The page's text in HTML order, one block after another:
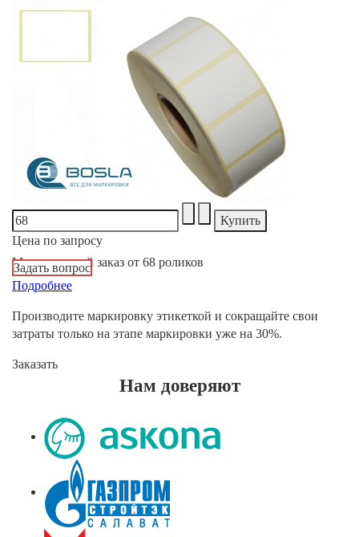
Цена по запросу
Минимальный заказ от 68 роликов
Задать вопрос
Подробнее
Производите маркировку этикеткой и сокращайте свои
затраты только на этапе маркировки уже на 30%.
Заказать
Нам доверяют